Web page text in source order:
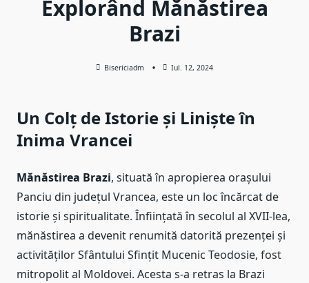
Explorând Mănăstirea
Brazi
Bisericiadm Iul. 12, 2024
Un Colț de Istorie și Liniște în
Inima Vrancei
Mănăstirea Brazi, situată în apropierea orașului
Panciu din județul Vrancea, este un loc încărcat de
istorie și spiritualitate. Înființată în secolul al XVII-lea,
mănăstirea a devenit renumită datorită prezenței și
activităților Sfântului Sfințit Mucenic Teodosie, fost
mitropolit al Moldovei. Acesta s-a retras la Brazi